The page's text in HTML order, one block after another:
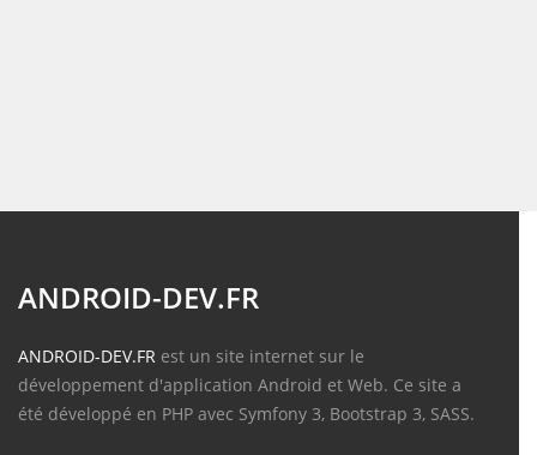
ANDROID-DEV.FR
ANDROID-DEV.FR est un site internet sur le
développement d'application Android et Web. Ce site a
été développé en PHP avec Symfony 3, Bootstrap 3, SASS.